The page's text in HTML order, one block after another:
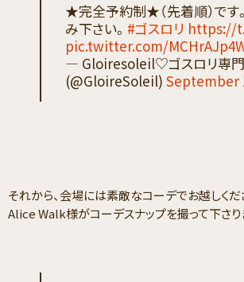
★完全予約制★（先着順）です
み下さい。 #ゴスロリ https://
pic.twitter.com/
— Gloiresoleil♡ゴスロリ専
(@GloireSoleil) September
それから、会場には素敵なコーデでお越しくだ
Alice Walk様がコーデスナップを撮って下さ